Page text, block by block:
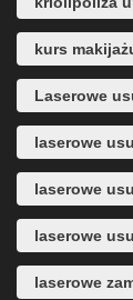
kurs
Laserowe
laserowe
laserowe
laserowe
laserowe